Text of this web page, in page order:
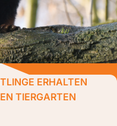
ERHALTEN
TIERGARTEN